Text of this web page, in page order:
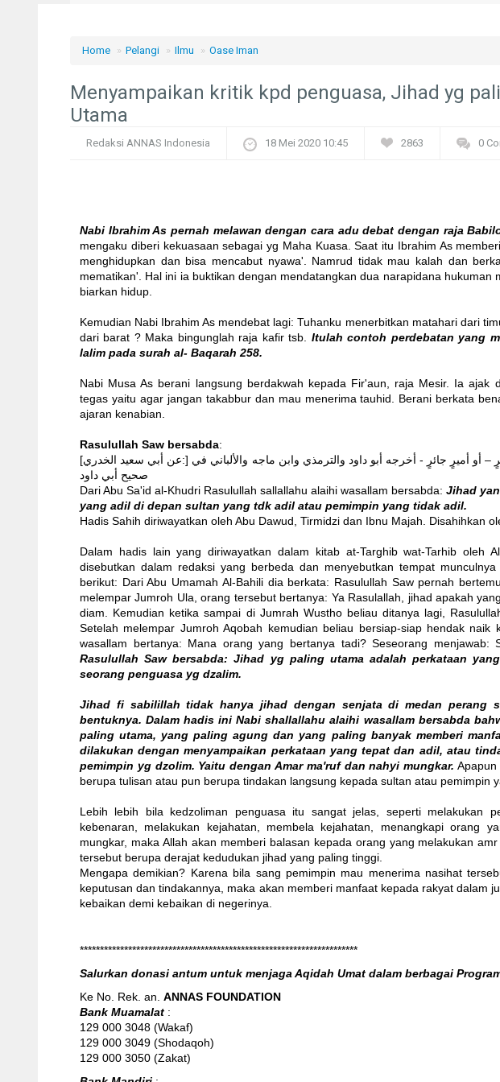
Home » Pelangi » Ilmu » Oase Iman
Menyampaikan kritik kpd penguasa, Jihad yg
Utama
Redaksi ANNAS Indonesia 18 Mei 2020 10:45 2863 0
Nabi Ibrahim As pernah melawan dengan cara adu debat dengan raja
mengaku diberi kekuasaan sebagai yg Maha Kuasa. Saat itu Ibrahim As
menghidupkan dan bisa mencabut nyawa'. Namrud tidak mau kalah dan
mematikan'. Hal ini ia buktikan dengan mendatangkan dua narapidana hukuman
biarkan hidup.
Kemudian Nabi Ibrahim As mendebat lagi: Tuhanku menerbitkan matahari dari
dari barat ? Maka bingunglah raja kafir tsb. Itulah contoh perdebatan yang
lalim pada surah al- Baqarah 258.
Nabi Musa As berani langsung berdakwah kepada Fir'aun, raja Mesir. Ia ajak
tegas yaitu agar jangan takabbur dan mau menerima tauhid. Berani berkata
ajaran kenabian.
Rasulullah Saw bersabda:
[عن أبي سعيد الخدري:] أفضلُ الجهادِ كلمةُ عدلٍ عند سُلطانٍ جائرٍ – أو أميرٍ جائرٍ - أخرجه أبو داود والترمذي وابن ماجه والألباني في
صحيح أبي داود
Dari Abu Sa'id al-Khudri Rasulullah sallallahu alaihi wasallam bersabda: Jihad
yang adil di depan sultan yang tdk adil atau pemimpin yang tidak adil.
Hadis Sahih diriwayatkan oleh Abu Dawud, Tirmidzi dan Ibnu Majah. Disahihkan
Dalam hadis lain yang diriwayatkan dalam kitab at-Targhib wat-Tarhib oleh
disebutkan dalam redaksi yang berbeda dan menyebutkan tempat
berikut: Dari Abu Umamah Al-Bahili dia berkata: Rasulullah Saw pernah
melempar Jumroh Ula, orang tersebut bertanya: Ya Rasulallah, jihad apakah
diam. Kemudian ketika sampai di Jumrah Wustho beliau ditanya lagi,
Setelah melempar Jumroh Aqobah kemudian beliau bersiap-siap hendak naik
wasallam bertanya: Mana orang yang bertanya tadi? Seseorang menjawab:
Rasulullah Saw bersabda: Jihad yg paling utama adalah perkataan
seorang penguasa yg dzalim.
Jihad fi sabilillah tidak hanya jihad dengan senjata di medan perang
bentuknya. Dalam hadis ini Nabi shallallahu alaihi wasallam bersabda
paling utama, yang paling agung dan yang paling banyak memberi
dilakukan dengan menyampaikan perkataan yang tepat dan adil, atau
pemimpin yg dzolim. Yaitu dengan Amar ma'ruf dan nahyi mungkar. Apapun
berupa tulisan atau pun berupa tindakan langsung kepada sultan atau pemimpin
Lebih lebih bila kedzoliman penguasa itu sangat jelas, seperti melakukan
kebenaran, melakukan kejahatan, membela kejahatan, menangkapi orang
mungkar, maka Allah akan memberi balasan kepada orang yang melakukan
tersebut berupa derajat kedudukan jihad yang paling tinggi.
Mengapa demikian? Karena bila sang pemimpin mau menerima nasihat
keputusan dan tindakannya, maka akan memberi manfaat kepada rakyat dalam
kebaikan demi kebaikan di negerinya.
*********************************************************************
Salurkan donasi antum untuk menjaga Aqidah Umat dalam berbagai Program
Ke No. Rek. an. ANNAS FOUNDATION
Bank Muamalat :
129 000 3048 (Wakaf)
129 000 3049 (Shodaqoh)
129 000 3050 (Zakat)